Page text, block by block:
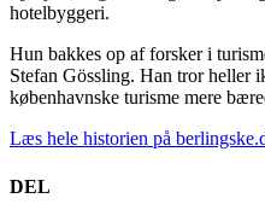
hotelbyggeri.
Hun bakkes op af forsker i
Stefan Gössling. Han tror heller
københavnske turisme mere
Læs hele historien på
DEL